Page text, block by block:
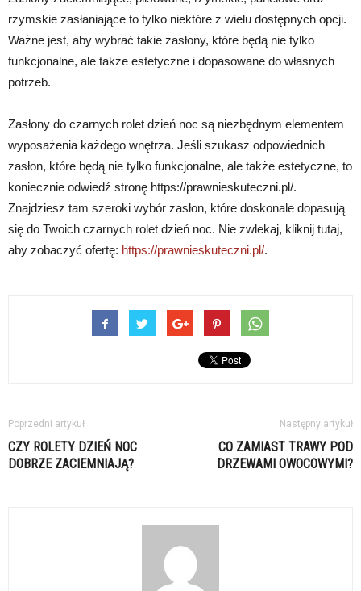
rzymskie zasłaniające to tylko niektóre z wielu dostępnych opcji.
Ważne jest, aby wybrać takie zasłony, które będą nie tylko
funkcjonalne, ale także estetyczne i dopasowane do własnych
potrzeb.
Zasłony do czarnych rolet dzień noc są niezbędnym elementem
wyposażenia każdego wnętrza. Jeśli szukasz odpowiednich
zasłon, które będą nie tylko funkcjonalne, ale także estetyczne, to
koniecznie odwiedź stronę https://prawnieskuteczni.pl/.
Znajdziesz tam szeroki wybór zasłon, które doskonale dopasują
się do Twoich czarnych rolet dzień noc. Nie zwlekaj, kliknij tutaj,
aby zobaczyć ofertę: https://prawnieskuteczni.pl/.
Poprzedni artykuł
CZY ROLETY DZIEŃ NOC
DOBRZE ZACIEMNIAJĄ?
Następny artykuł
CO ZAMIAST TRAWY POD
DRZEWAMI OWOCOWYMI?